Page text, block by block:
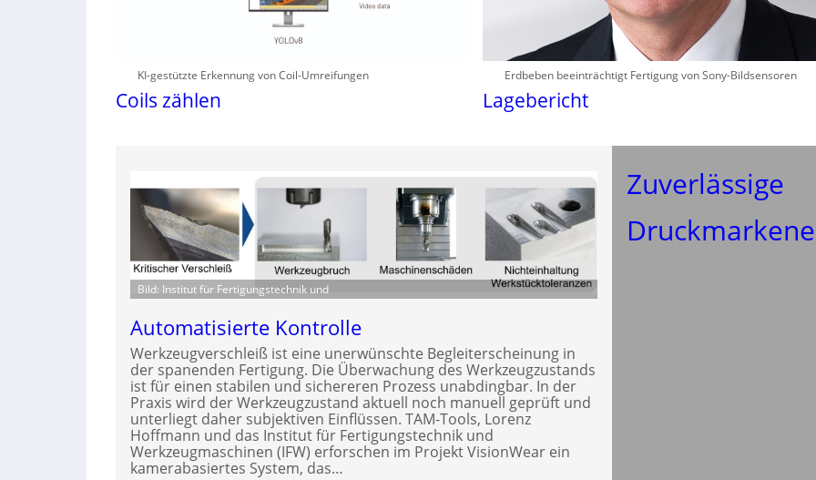
KI-gestützte Erkennung von Coil-Umreifungen
Coils zählen
Erdbeben beeinträchtigt Fertigung von Sony-Bildsensoren
Lagebericht
Bild: Institut für Fertigungstechnik und
Automatisierte Kontrolle
Werkzeugverschleiß ist eine unerwünschte Begleiterscheinung in
der spanenden Fertigung. Die Überwachung des Werkzeugzustands
ist für einen stabilen und sichereren Prozess unabdingbar. In der
Praxis wird der Werkzeugzustand aktuell noch manuell geprüft und
unterliegt daher subjektiven Einflüssen. TAM-Tools, Lorenz
Hoffmann und das Institut für Fertigungstechnik und
Werkzeugmaschinen (IFW) erforschen im Projekt VisionWear ein
kamerabasiertes System, das…
Zuverlässige